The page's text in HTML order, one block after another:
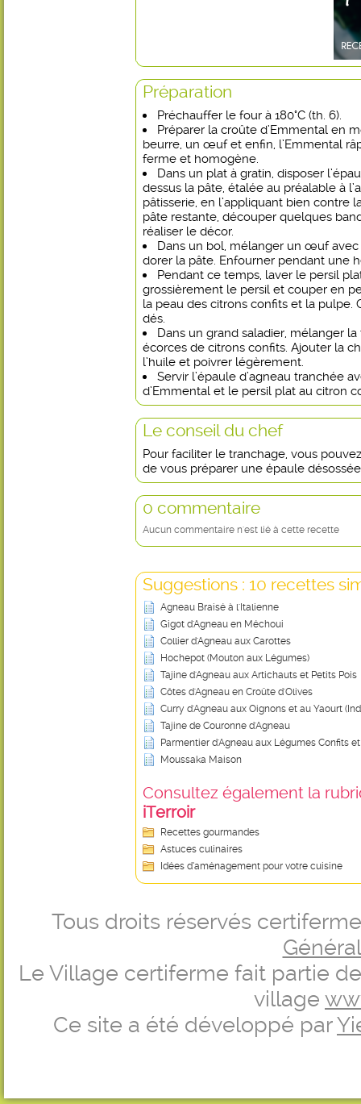
Préparation
Préchauffer le four à 180°C (th. 6).
Préparer la croûte d’Emmental en
beurre, un œuf et enfin, l’Emmental
ferme et homogène.
Dans un plat à gratin, disposer
dessus la pâte, étalée au préalable à
pâtisserie, en l’appliquant bien contre
pâte restante, découper quelques
réaliser le décor.
Dans un bol, mélanger un œuf
dorer la pâte. Enfourner pendant une
Pendant ce temps, laver le persil
grossièrement le persil et couper en
la peau des citrons confits et la pulpe.
dés.
Dans un grand saladier, mélanger
écorces de citrons confits. Ajouter la
l’huile et poivrer légèrement.
Servir l’épaule d’agneau tranchée
d’Emmental et le persil plat au citron
Le conseil du chef
Pour faciliter le tranchage, vous
de vous préparer une épaule
0 commentaire
Aucun commentaire n'est lié à cette recette
Suggestions : 10 recettes
Agneau Braisé à l'Italienne
Gigot d'Agneau en Méchoui
Collier d'Agneau aux Carottes
Hochepot (Mouton aux Légumes)
Tajine d'Agneau aux Artichauts et Petits Pois
Côtes d'Agneau en Croûte d'Olives
Curry d'Agneau aux Oignons et au Yaourt
Tajine de Couronne d'Agneau
Parmentier d'Agneau aux Légumes Confits
Moussaka Maison
Consultez également la
iTerroir
Recettes gourmandes
Astuces culinaires
Idées d’aménagement pour votre cuisine
Tous droits réservés
Le Village certiferme fait partie
village
Ce site a été développé par